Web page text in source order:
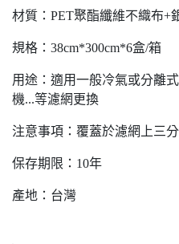
材質：PET聚酯纖維不織布+
規格：38cm*300cm*6盒/箱
用途：適用一般冷氣或分離
機...等濾網更換
注意事項：覆蓋於濾網上三
保存期限：10年
產地：台灣